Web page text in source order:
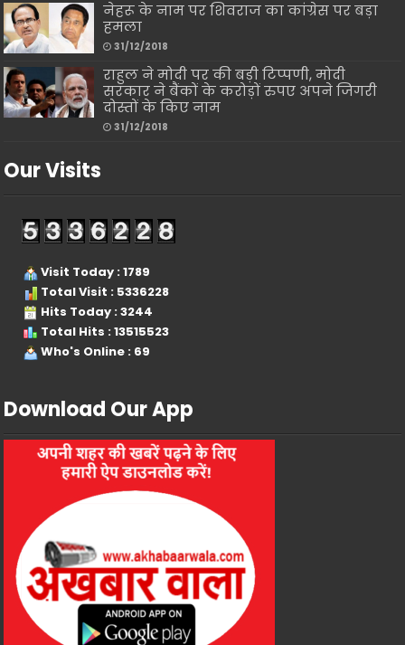
नेहरू के नाम पर शिवराज का कांग्रेस पर बड़ा
हमला
31/12/2018
राहुल ने मोदी पर की बड़ी टिप्पणी, मोदी
सरकार ने बैंकों के करोड़ों रुपए अपने जिगरी
दोस्तों के किए नाम
31/12/2018
Our Visits
Visit Today : 1789
Total Visit : 5336228
Hits Today : 3244
Total Hits : 13515523
Who's Online : 69
Download Our App